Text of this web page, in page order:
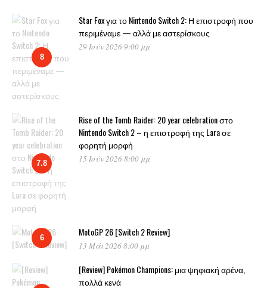
8
Star Fox για το Nintendo Switch 2: Η επιστροφή που
περιμέναμε — αλλά με αστερίσκους
29 Ιούν 2026 9:00 μμ
7.8
Rise of the Tomb Raider: 20 year celebration στο
Nintendo Switch 2 – η επιστροφή της Lara σε
φορητή μορφή
15 Ιούν 2026 8:00 μμ
6 MotoGP 26 [Switch 2 Review]
13 Μάι 2026 8:00 μμ
[Review] Pokémon Champions: μια ψηφιακή αρένα,
πολλά κενά